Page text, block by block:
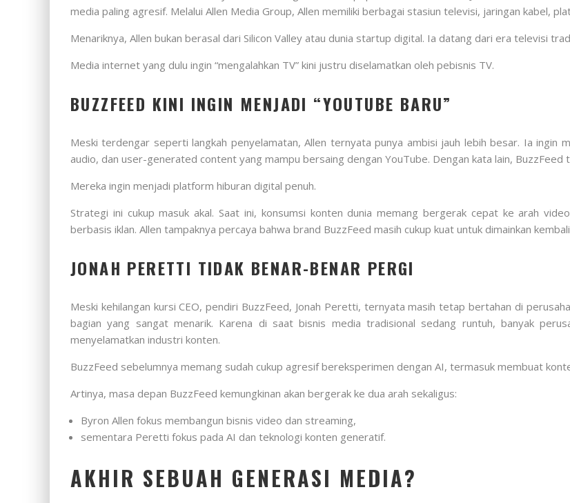
media paling agresif. Melalui Allen Media Group, Allen memiliki berbagai stasiun televisi, jaringan kabel,
Menariknya, Allen bukan berasal dari Silicon Valley atau dunia startup digital. Ia datang dari era televisi
Media internet yang dulu ingin “mengalahkan TV” kini justru diselamatkan oleh pebisnis TV.
BUZZFEED KINI INGIN MENJADI “YOUTUBE BARU”
Meski terdengar seperti langkah penyelamatan, Allen ternyata punya ambisi jauh lebih besar. Ia ingin
audio, dan user-generated content yang mampu bersaing dengan YouTube. Dengan kata lain,
Mereka ingin menjadi platform hiburan digital penuh.
Strategi ini cukup masuk akal. Saat ini, konsumsi konten dunia memang bergerak cepat ke arah
berbasis iklan. Allen tampaknya percaya bahwa brand BuzzFeed masih cukup kuat untuk dimainkan
JONAH PERETTI TIDAK BENAR-BENAR PERGI
Meski kehilangan kursi CEO, pendiri BuzzFeed, Jonah Peretti, ternyata masih tetap bertahan di
bagian yang sangat menarik. Karena di saat bisnis media tradisional sedang runtuh, banyak
menyelamatkan industri konten.
BuzzFeed sebelumnya memang sudah cukup agresif bereksperimen dengan AI, termasuk membuat
Artinya, masa depan BuzzFeed kemungkinan akan bergerak ke dua arah sekaligus:
Byron Allen fokus membangun bisnis video dan streaming,
sementara Peretti fokus pada AI dan teknologi konten generatif.
AKHIR SEBUAH GENERASI MEDIA?